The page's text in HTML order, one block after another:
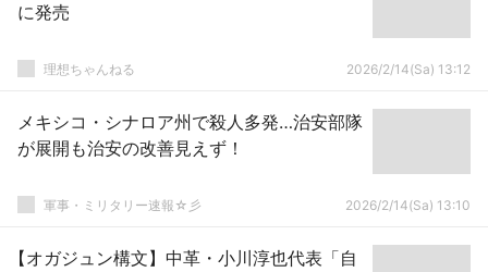
に発売
理想ちゃんねる 2026/2/14(Sa) 13:12
メキシコ・シナロア州で殺人多発…治安部隊
が展開も治安の改善見えず！
軍事・ミリタリー速報☆彡 2026/2/14(Sa) 13:10
【オガジュン構文】中革・小川淳也代表「自